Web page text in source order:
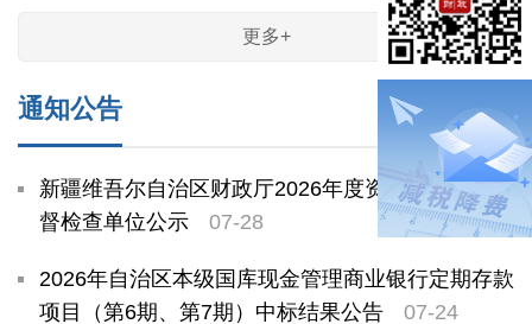
更多+
通知公告
新疆维吾尔自治区财政厅2026年度资产评估机构监
督检查单位公示
07-28
2026年自治区本级国库现金管理商业银行定期存款
项目（第6期、第7期）中标结果公告
07-24